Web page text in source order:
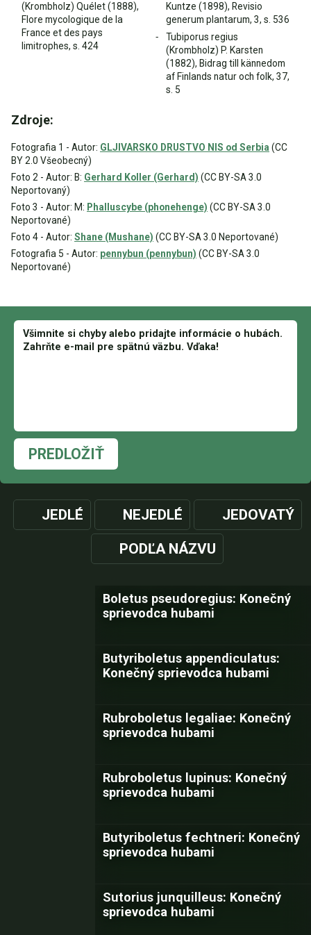
(Krombholz) Quélet (1888),
Flore mycologique de la
France et des pays
limitrophes, s. 424
Kuntze (1898), Revisio
generum plantarum, 3, s. 536
Tubiporus regius
(Krombholz) P. Karsten
(1882), Bidrag till kännedom
af Finlands natur och folk, 37,
s. 5
Zdroje:
Fotografia 1 - Autor: GLJIVARSKO DRUSTVO NIS od Serbia (CC
BY 2.0 Všeobecný)
Foto 2 - Autor: B: Gerhard Koller (Gerhard) (CC BY-SA 3.0
Neportovaný)
Foto 3 - Autor: M: Phalluscybe (phonehenge) (CC BY-SA 3.0
Neportované)
Foto 4 - Autor: Shane (Mushane) (CC BY-SA 3.0 Neportované)
Fotografia 5 - Autor: pennybun (pennybun) (CC BY-SA 3.0
Neportované)
PREDLOŽIŤ
JEDLÉ NEJEDLÉ JEDOVATÝ
PODĽA NÁZVU
Boletus pseudoregius: Konečný
sprievodca hubami
Butyriboletus appendiculatus:
Konečný sprievodca hubami
Rubroboletus legaliae: Konečný
sprievodca hubami
Rubroboletus lupinus: Konečný
sprievodca hubami
Butyriboletus fechtneri: Konečný
sprievodca hubami
Sutorius junquilleus: Konečný
sprievodca hubami